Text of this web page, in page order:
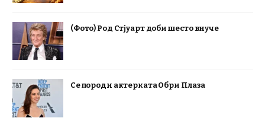
(Фото) Род Стјуарт доби шесто внуче
Се породи актерката Обри Плаза